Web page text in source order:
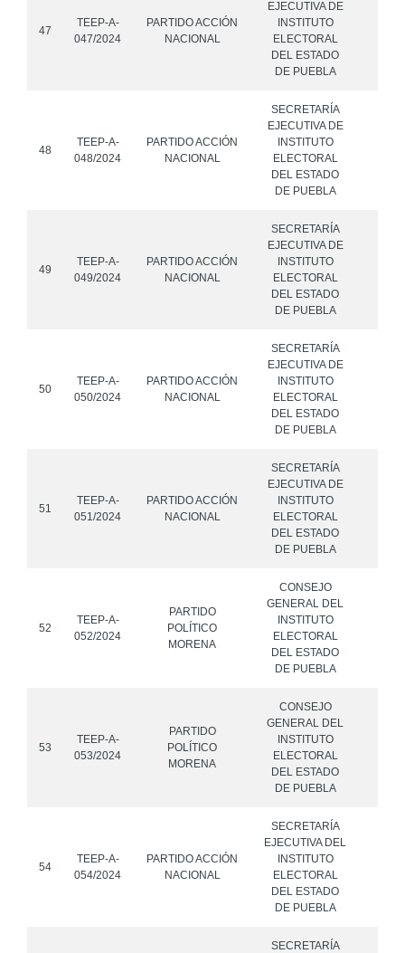
47
TEEP-A-
047/2024
PARTIDO ACCIÓN
NACIONAL
EJECUTIVA DE
INSTITUTO
ELECTORAL
DEL ESTADO
DE PUEBLA
48
TEEP-A-
048/2024
PARTIDO ACCIÓN
NACIONAL
SECRETARÍA
EJECUTIVA DE
INSTITUTO
ELECTORAL
DEL ESTADO
DE PUEBLA
49
TEEP-A-
049/2024
PARTIDO ACCIÓN
NACIONAL
SECRETARÍA
EJECUTIVA DE
INSTITUTO
ELECTORAL
DEL ESTADO
DE PUEBLA
50
TEEP-A-
050/2024
PARTIDO ACCIÓN
NACIONAL
SECRETARÍA
EJECUTIVA DE
INSTITUTO
ELECTORAL
DEL ESTADO
DE PUEBLA
51
TEEP-A-
051/2024
PARTIDO ACCIÓN
NACIONAL
SECRETARÍA
EJECUTIVA DE
INSTITUTO
ELECTORAL
DEL ESTADO
DE PUEBLA
52
TEEP-A-
052/2024
PARTIDO
POLÍTICO
MORENA
CONSEJO
GENERAL DEL
INSTITUTO
ELECTORAL
DEL ESTADO
DE PUEBLA
53
TEEP-A-
053/2024
PARTIDO
POLÍTICO
MORENA
CONSEJO
GENERAL DEL
INSTITUTO
ELECTORAL
DEL ESTADO
DE PUEBLA
54
TEEP-A-
054/2024
PARTIDO ACCIÓN
NACIONAL
SECRETARÍA
EJECUTIVA DEL
INSTITUTO
ELECTORAL
DEL ESTADO
DE PUEBLA
SECRETARÍA